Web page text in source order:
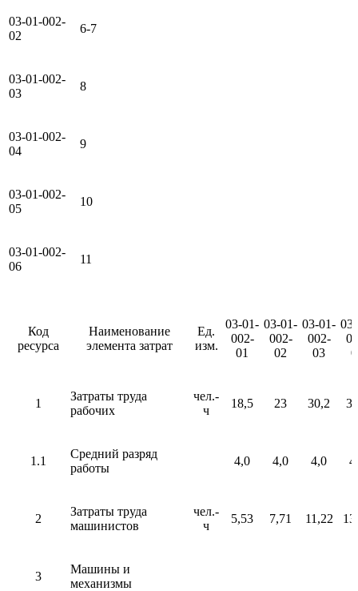
03-01-002-
02
6-7
03-01-002-
03
8
03-01-002-
04
9
03-01-002-
05
10
03-01-002-
06
11
Код
ресурса
Наименование
элемента затрат
Ед.
изм.
03-01-
002-
01
03-01-
002-
02
03-01-
002-
03
1
Затраты труда
рабочих
чел.-
ч
18,5 23 30,2
1.1
Средний разряд
работы
4,0 4,0 4,0
2
Затраты труда
машинистов
чел.-
ч
5,53 7,71 11,22
3
Машины и
механизмы